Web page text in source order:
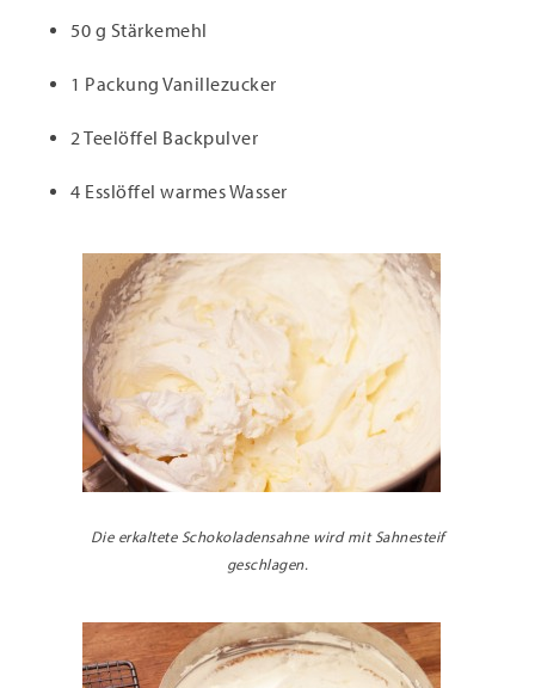
50 g Stärkemehl
1 Packung Vanillezucker
2 Teelöffel Backpulver
4 Esslöffel warmes Wasser
Die erkaltete Schokoladensahne wird mit Sahnesteif
geschlagen.